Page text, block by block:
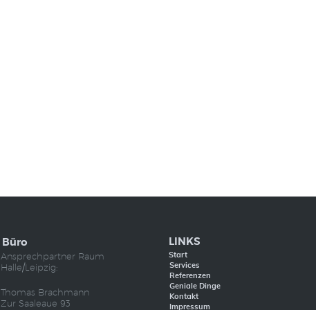
LINKS
Start
Services
Referenzen
Geniale Dinge
Kontakt
Impressum
Ansprechpartner Raum
Halle/Leipzig:
Thomas Brachmann
Zur Saaleaue 93
Büro